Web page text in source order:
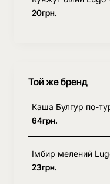
щоденного
продукція
20грн.
Той же бренд
64грн.
Імбир мелений
23грн.